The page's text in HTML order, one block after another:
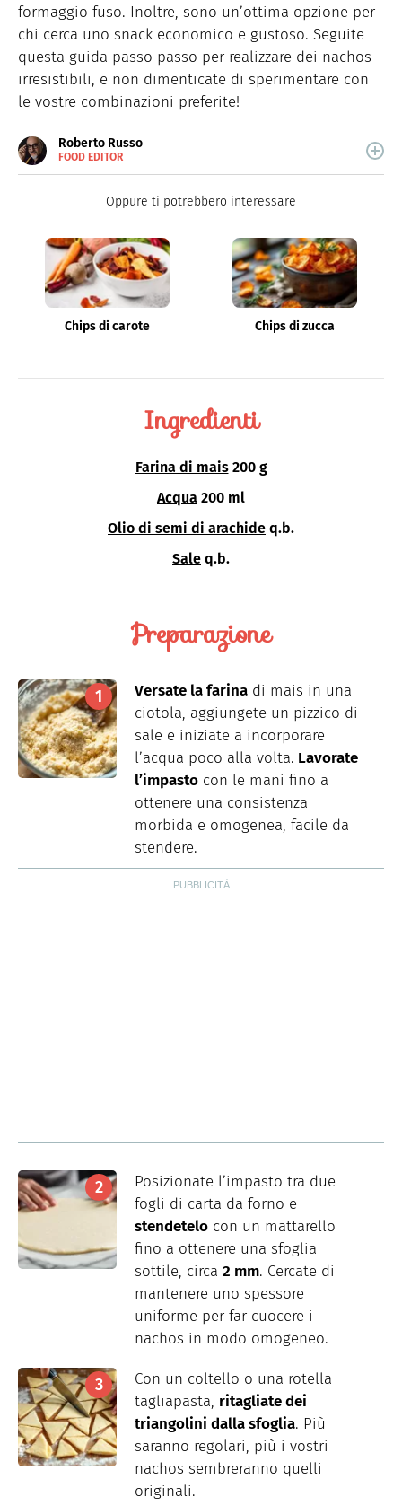
formaggio fuso. Inoltre, sono un’ottima opzione per
chi cerca uno snack economico e gustoso. Seguite
questa guida passo passo per realizzare dei nachos
irresistibili, e non dimenticate di sperimentare con
le vostre combinazioni preferite!
Roberto Russo
FOOD EDITOR
Roberto Russo unisce la passione per libri e cucina. Ha
Oppure ti potrebbero interessare
Chips di carote Chips di zucca
Ingredienti
Farina di mais 200 g
Acqua 200 ml
Olio di semi di arachide q.b.
Sale q.b.
Preparazione
Versate la farina di mais in una
ciotola, aggiungete un pizzico di
sale e iniziate a incorporare
l’acqua poco alla volta. Lavorate
l’impasto con le mani fino a
ottenere una consistenza
morbida e omogenea, facile da
stendere.
Posizionate l’impasto tra due
fogli di carta da forno e
stendetelo con un mattarello
fino a ottenere una sfoglia
sottile, circa 2 mm. Cercate di
mantenere uno spessore
uniforme per far cuocere i
nachos in modo omogeneo.
Con un coltello o una rotella
tagliapasta, ritagliate dei
triangolini dalla sfoglia. Più
saranno regolari, più i vostri
nachos sembreranno quelli
originali.